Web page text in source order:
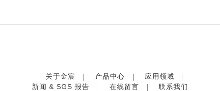
关于金宸 产品中心
应用领域
新闻 & SGS 报告
在线留言 联系我们